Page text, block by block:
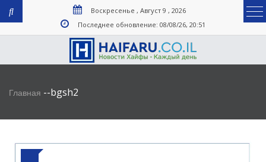
Воскресенье , Август 9 , 2026
Последнее обновление: 08/08/26, 20:51
Главная --bgsh2